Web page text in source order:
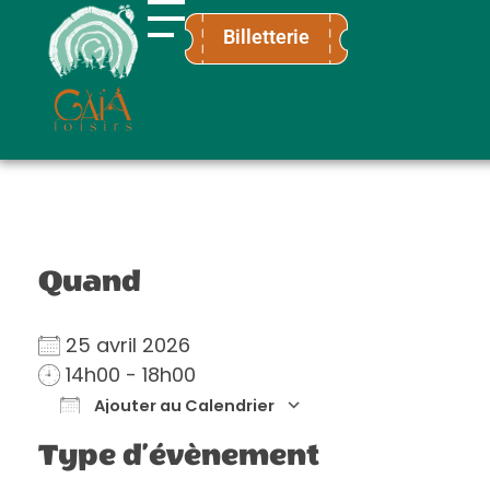
Billetterie
Quand
25 avril 2026
14h00 - 18h00
Ajouter au Calendrier
Télécharger ICS
Type d’évènement